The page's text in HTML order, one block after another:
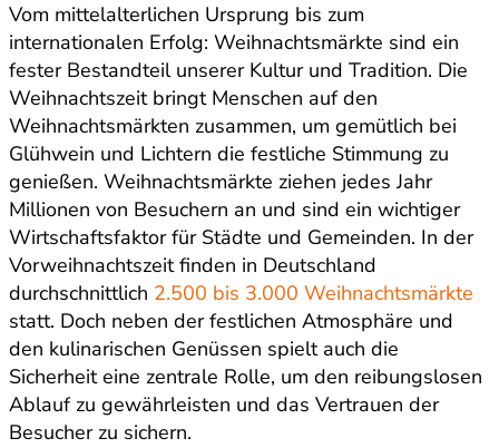
Vom mittelalterlichen Ursprung bis zum
internationalen Erfolg: Weihnachtsmärkte sind ein
fester Bestandteil unserer Kultur und Tradition. Die
Weihnachtszeit bringt Menschen auf den
Weihnachtsmärkten zusammen, um gemütlich bei
Glühwein und Lichtern die festliche Stimmung zu
genießen. Weihnachtsmärkte ziehen jedes Jahr
Millionen von Besuchern an und sind ein wichtiger
Wirtschaftsfaktor für Städte und Gemeinden. In der
Vorweihnachtszeit finden in Deutschland
durchschnittlich 2.500 bis 3.000 Weihnachtsmärkte
statt. Doch neben der festlichen Atmosphäre und
den kulinarischen Genüssen spielt auch die
Sicherheit eine zentrale Rolle, um den reibungslosen
Ablauf zu gewährleisten und das Vertrauen der
Besucher zu sichern.